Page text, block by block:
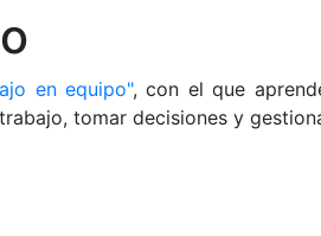
en equipo", con el que
tomar decisiones y